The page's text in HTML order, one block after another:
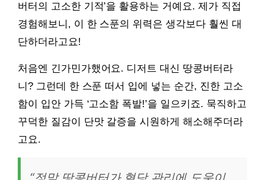
버터의 고소한 기적’을 활용하는 거예요. 제가 직접
경험해보니, 이 한 스푼의 위력은 생각보다 훨씬 대
단하더라고요!
처음엔 긴가민가했어요. 디저트 대신 땅콩버터라
니? 그런데 한 스푼 떠서 입에 넣는 순간, 진한 고소
함이 입안 가득 ‘고소함 폭발!’을 일으키죠. 묵직하고
꾸덕한 질감이 단맛 갈증을 시원하게 해소해주더라
고요.